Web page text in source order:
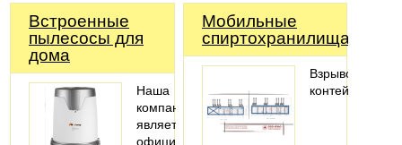
Встроенные
пылесосы для
дома
Наша
компания
является
официальным
Мобильные
спиртохранилища
контейнеры